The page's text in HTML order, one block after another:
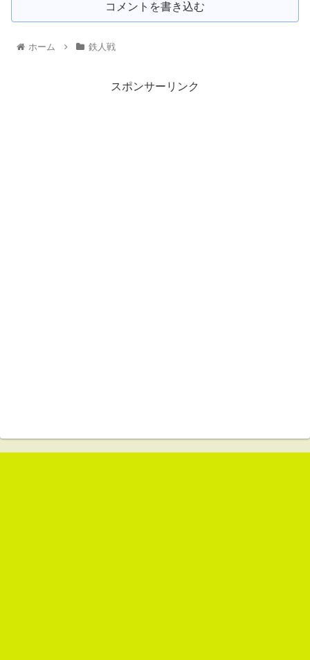
コメントを書き込む
ホーム 鉄人戦
スポンサーリンク